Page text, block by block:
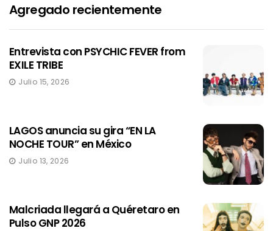
Agregado recientemente
Entrevista con PSYCHIC FEVER from
EXILE TRIBE
Julio 15, 2026
LAGOS anuncia su gira “EN LA
NOCHE TOUR” en México
Julio 13, 2026
Malcriada llegará a Quéretaro en
Pulso GNP 2026